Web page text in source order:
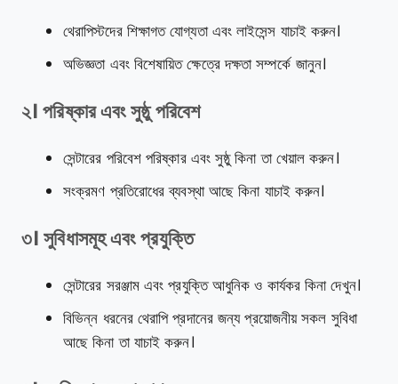
থেরাপিস্টদের শিক্ষাগত যোগ্যতা এবং লাইসেন্স যাচাই করুন।
অভিজ্ঞতা এবং বিশেষায়িত ক্ষেত্রে দক্ষতা সম্পর্কে জানুন।
২। পরিষ্কার এবং সুষ্ঠু পরিবেশ
সেন্টারের পরিবেশ পরিষ্কার এবং সুষ্ঠু কিনা তা খেয়াল করুন।
সংক্রমণ প্রতিরোধের ব্যবস্থা আছে কিনা যাচাই করুন।
৩। সুবিধাসমূহ এবং প্রযুক্তি
সেন্টারের সরঞ্জাম এবং প্রযুক্তি আধুনিক ও কার্যকর কিনা দেখুন।
বিভিন্ন ধরনের থেরাপি প্রদানের জন্য প্রয়োজনীয় সকল সুবিধা
আছে কিনা তা যাচাই করুন।